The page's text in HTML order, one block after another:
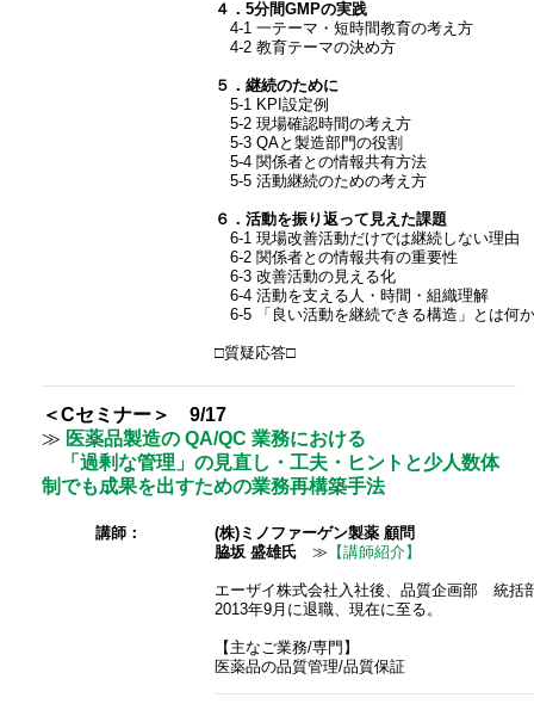
４．5分間GMPの実践
4-1 一テーマ・短時間教育の考え方
4-2 教育テーマの決め方
５．継続のために
5-1 KPI設定例
5-2 現場確認時間の考え方
5-3 QAと製造部門の役割
5-4 関係者との情報共有方法
5-5 活動継続のための考え方
６．活動を振り返って見えた課題
6-1 現場改善活動だけでは継続しない理由
6-2 関係者との情報共有の重要性
6-3 改善活動の見える化
6-4 活動を支える人・時間・組織理解
6-5 「良い活動を継続できる構造」とは何か
□質疑応答□
＜Cセミナー＞ 9/17
≫ 医薬品製造の QA/QC 業務における
「過剰な管理」の見直し・工夫・ヒントと少人数体
制でも成果を出すための業務再構築手法
講師：
(株)ミノファーゲン製薬 顧問
脇坂 盛雄氏≫ 【講師紹介】
エーザイ株式会社入社後、品質企画部 統括
2013年9月に退職、現在に至る。
【主なご業務/専門】
医薬品の品質管理/品質保証